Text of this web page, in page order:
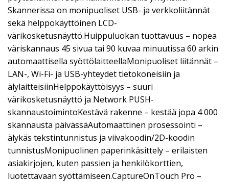
Skannerissa on monipuoliset USB- ja verkkoliitännät
sekä helppokäyttöinen LCD-
värikosketusnäyttö.Huippuluokan tuottavuus – nopea
väriskannaus 45 sivua tai 90 kuvaa minuutissa 60 arkin
automaattisella syöttölaitteellaMonipuoliset liitännät –
LAN-, Wi-Fi- ja USB-yhteydet tietokoneisiin ja
älylaitteisiinHelppokäyttöisyys – suuri
värikosketusnäyttö ja Network PUSH-
skannaustoimintoKestävä rakenne – kestää jopa 4 000
skannausta päivässäAutomaattinen prosessointi –
älykäs tekstintunnistus ja viivakoodin/2D-koodin
tunnistusMonipuolinen paperinkäsittely – erilaisten
asiakirjojen, kuten passien ja henkilökorttien,
luotettavaan syöttämiseen.CaptureOnTouch Pro –